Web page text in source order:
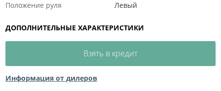
Положение руля
Левый
ДОПОЛНИТЕЛЬНЫЕ ХАРАКТЕРИСТИКИ
Взять в кредит
Информация от дилеров